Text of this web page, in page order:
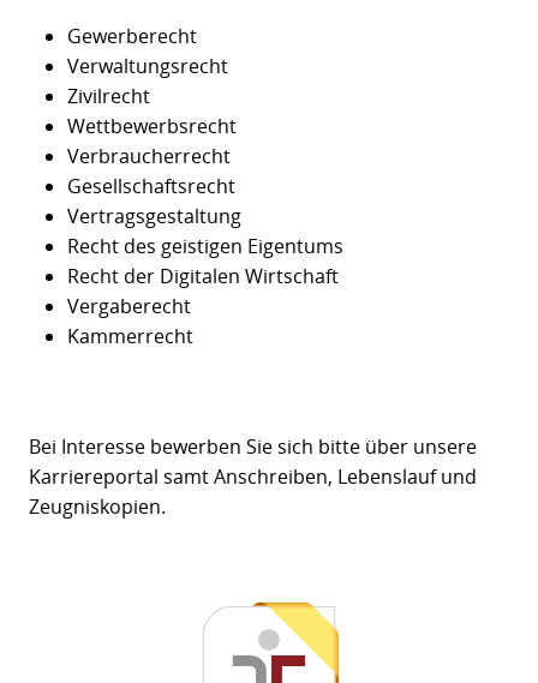
Gewerberecht
Verwaltungsrecht
Zivilrecht
Wettbewerbsrecht
Verbraucherrecht
Gesellschaftsrecht
Vertragsgestaltung
Recht des geistigen Eigentums
Recht der Digitalen Wirtschaft
Vergaberecht
Kammerrecht
Bei Interesse bewerben Sie sich bitte über unsere
Karriereportal samt Anschreiben, Lebenslauf und
Zeugniskopien.